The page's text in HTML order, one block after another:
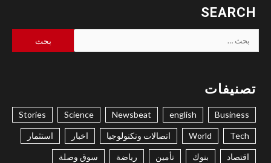
SEARCH
البحث
عن:
تصنيفات
Business
english
Newsbeat
Science
Stories
Tech
World اتصالات وتكنولوجيا اخبار استثمار
اقتصاد بنوك تأمين رياضة سوق وصلة